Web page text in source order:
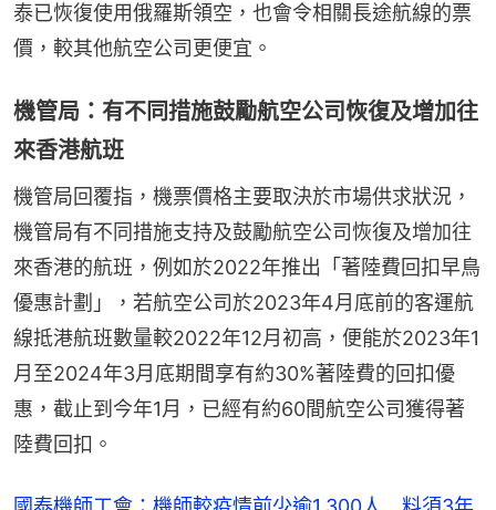
泰已恢復使用俄羅斯領空，也會令相關長途航線的票
價，較其他航空公司更便宜。
機管局：有不同措施鼓勵航空公司恢復及增加往
來香港航班
機管局回覆指，機票價格主要取決於市場供求狀況，
機管局有不同措施支持及鼓勵航空公司恢復及增加往
來香港的航班，例如於2022年推出「著陸費回扣早鳥
優惠計劃」，若航空公司於2023年4月底前的客運航
線抵港航班數量較2022年12月初高，便能於2023年1
月至2024年3月底期間享有約30%著陸費的回扣優
惠，截止到今年1月，已經有約60間航空公司獲得著
陸費回扣。